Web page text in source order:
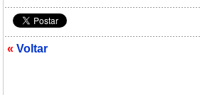
« Voltar